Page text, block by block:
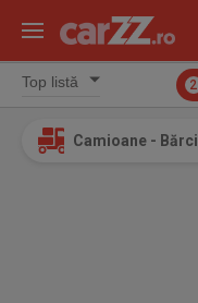
2
Camioane - Bărci